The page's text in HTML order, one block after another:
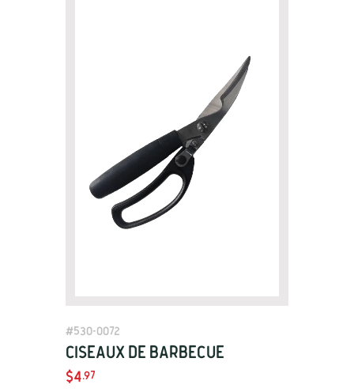
#530-0072
Ciseaux de barbecue
$4.97